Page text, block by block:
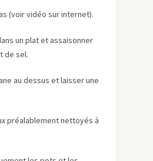
(voir vidéo sur internet).
un plat et assaisonner
de sel.
au dessus et laisser une
préalablement nettoyés à